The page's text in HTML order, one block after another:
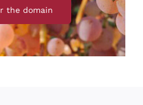
the domain